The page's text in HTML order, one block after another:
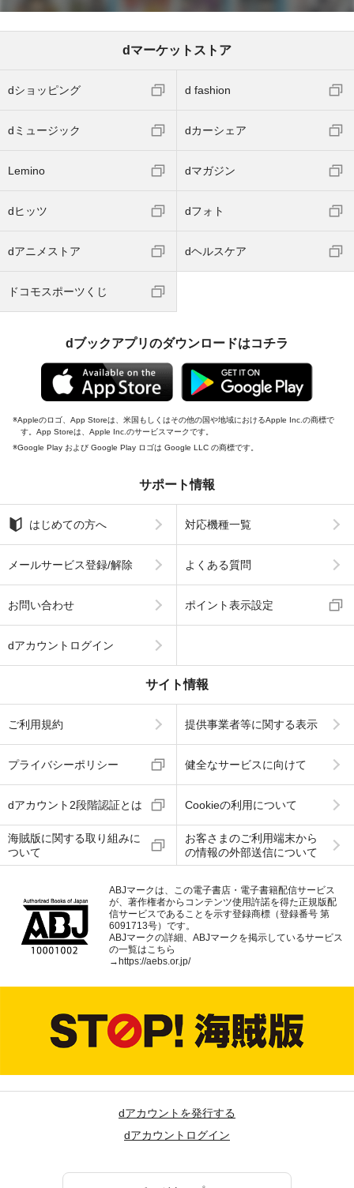
dマーケットストア
dショッピング d fashion
dミュージック dカーシェア
Lemino dマガジン
dヒッツ dフォト
dアニメストア dヘルスケア
ドコモスポーツくじ
dブックアプリのダウンロードはコチラ
Appleのロゴ、App Storeは、米国もしくはその他の国や地域におけるApple Inc.の商標で
す。App Storeは、Apple Inc.のサービスマークです。
Google Play および Google Play ロゴは Google LLC の商標です。
サポート情報
はじめての方へ 対応機種一覧
メールサービス登録/解除 よくある質問
お問い合わせ ポイント表示設定
dアカウントログイン
サイト情報
ご利用規約 提供事業者等に関する表示
プライバシーポリシー 健全なサービスに向けて
dアカウント2段階認証とは Cookieの利用について
海賊版に関する取り組みに
ついて
お客さまのご利用端末から
の情報の外部送信について
ABJマークは、この電子書店・電子書籍配信サービス
が、著作権者からコンテンツ使用許諾を得た正規版配
信サービスであることを示す登録商標（登録番号 第
6091713号）です。
ABJマークの詳細、ABJマークを掲示しているサービス
の一覧はこちら
→ https://aebs.or.jp/
dアカウントを発行する
dアカウントログイン